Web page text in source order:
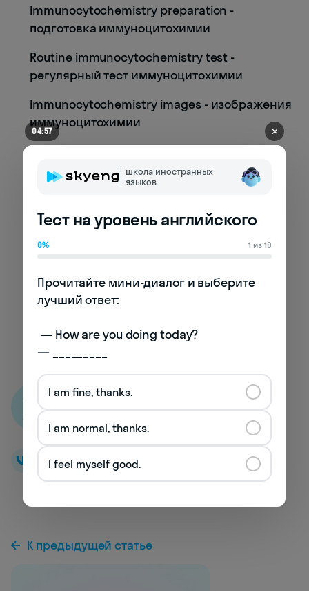
Immunocytochemistry preparation -
подготовка иммуноцитохимии
Routine immunocytochemistry test -
регулярный тест иммуноцитохимии
Immunocytochemistry images - изображения
иммуноцитохимии
Immunocytochemistry markers - маркеры
иммуноцитохимии
иммуноцитохимия
Research immunocytochemistry -
Immunocytochemistry findings - результаты
иммуноцитохимии
Immunocytochemistry in diagnostics -
иммуноцитохимия в диагностике
Skyeng словарь
К предыдущей статье
04:50 ✕
школа иностранных
языков
Тест на уровень английского
0% 1 из 19
Прочитайте мини-диалог и выберите
лучший ответ:
— _________
I am fine, thanks.
I am normal, thanks.
I feel myself good.